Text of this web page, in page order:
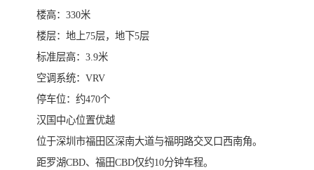
楼高：330米
楼层：地上75层，地下5层
标准层高：3.9米
空调系统：VRV
停车位：约470个
汉国中心位置优越
位于深圳市福田区深南大道与福明路交叉口西南角。
距罗湖CBD、福田CBD仅约10分钟车程。